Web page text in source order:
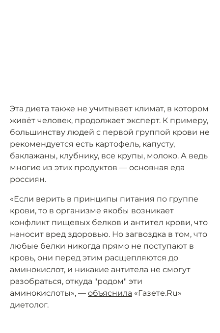
Эта диета также не учитывает климат, в котором
живёт человек, продолжает эксперт. К примеру,
большинству людей с первой группой крови не
рекомендуется есть картофель, капусту,
баклажаны, клубнику, все крупы, молоко. А ведь
многие из этих продуктов — основная еда
россиян.
«Если верить в принципы питания по группе
крови, то в организме якобы возникает
конфликт пищевых белков и антител крови, что
наносит вред здоровью. Но загвоздка в том, что
любые белки никогда прямо не поступают в
кровь, они перед этим расщепляются до
аминокислот, и никакие антитела не смогут
разобраться, откуда "родом" эти
аминокислоты», — объяснила «Газете.Ru»
диетолог.